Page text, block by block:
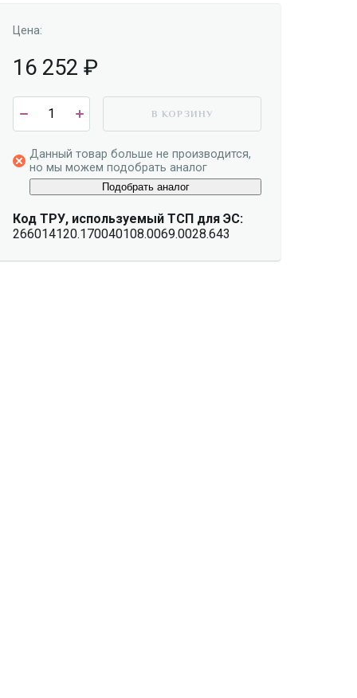
Цена:
16 252 ₽
В КОРЗИНУ
Данный товар больше не производится,
но мы можем подобрать аналог
Подобрать аналог
Код ТРУ, используемый ТСП для ЭС:
266014120.170040108.0069.0028.643